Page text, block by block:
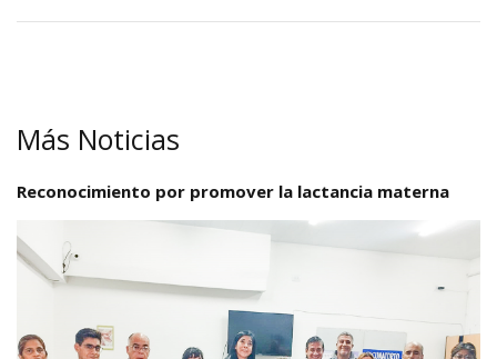
Más Noticias
Reconocimiento por promover la lactancia materna